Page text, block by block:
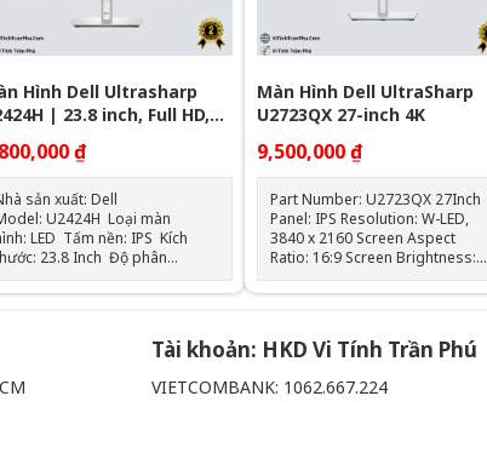
Hình Dell Ultrasharp
| 23.8 inch, Full HD,
120Hz - New Box NK
₫
sản xuất: Dell
U2424H Loại màn
LED Tấm nền: IPS Kích
23.8 Inch Độ phân
1920 x 1080 Tần số
120Hz Tỷ lệ khung
hiển thị: 16.7M colors Góc
Màn Hình Dell UltraSharp
U2723QX 27-inch 4K
9,500,000 ₫
Part Number: U2723QX 27Inch
Panel: IPS Resolution: W-LED,
3840 x 2160 Screen Aspect
Ratio: 16:9 Screen Brightness:
400 cd/m² Static Screen
Contrast: 2000 : 1 Screen Pixel
Viewing Angle (H/V): 178 °
USB 3.2 (Type-A; Gen 2; 10 Gbps
Tài khoản: HKD Vi Tính Trần Phú
VIETCOMBANK: 1062.667.224